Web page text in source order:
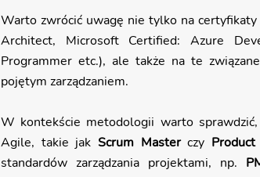
Warto zwrócić uwagę nie tylko na
Architect, Microsoft Certified: Azure
Programmer etc.), ale także na te
pojętym zarządzaniem.
W kontekście metodologii warto sprawdzić,
Agile, takie jak Scrum Master czy
standardów zarządzania projektami, np.